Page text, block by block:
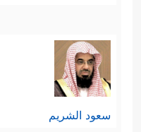
سعود الشريم